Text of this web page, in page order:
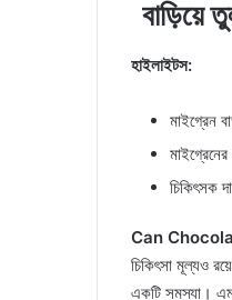
বাড়িয়ে
হাইলাইটস:
মাইগ্রেন
চিকিৎসক
Can
চিকিৎসা মূল্যও
একটি সমস্যা।